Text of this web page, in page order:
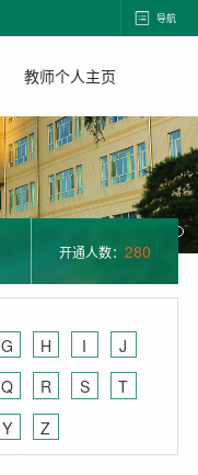
导航
教师个人主页
开通人数： 280
G H I
J
Q R S
T
Y Z